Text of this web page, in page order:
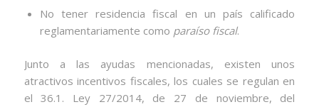
No tener residencia fiscal en un país calificado
reglamentariamente como paraíso fiscal.
Junto a las ayudas mencionadas, existen unos
atractivos incentivos fiscales, los cuales se regulan en
el 36.1. Ley 27/2014, de 27 de noviembre, del